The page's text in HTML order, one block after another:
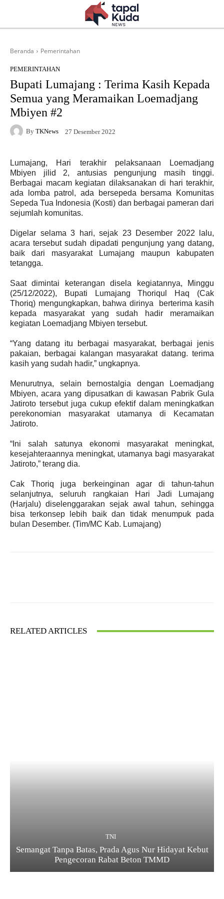
Beranda Pemerintahan
PEMERINTAHAN
Bupati Lumajang : Terima Kasih Kepada
Semua yang Meramaikan Loemadjang
Mbiyen #2
By TKNews 27 Desember 2022
Lumajang, Hari terakhir pelaksanaan Loemadjang
Mbiyen jilid 2, antusias pengunjung masih tinggi.
Berbagai macam kegiatan dilaksanakan di hari terakhir,
ada lomba patrol, ada bersepeda bersama Komunitas
Sepeda Tua Indonesia (Kosti) dan berbagai pameran dari
sejumlah komunitas.
Digelar selama 3 hari, sejak 23 Desember 2022 lalu,
acara tersebut sudah dipadati pengunjung yang datang,
baik dari masyarakat Lumajang maupun kabupaten
tetangga.
Saat dimintai keterangan disela kegiatannya, Minggu
(25/12/2022), Bupati Lumajang Thoriqul Haq (Cak
Thoriq) mengungkapkan, bahwa dirinya berterima kasih
kepada masyarakat yang sudah hadir meramaikan
kegiatan Loemadjang Mbiyen tersebut.
“Yang datang itu berbagai masyarakat, berbagai jenis
pakaian, berbagai kalangan masyarakat datang. terima
kasih yang sudah hadir,” ungkapnya.
Menurutnya, selain bernostalgia dengan Loemadjang
Mbiyen, acara yang dipusatkan di kawasan Pabrik Gula
Jatiroto tersebut juga cukup efektif dalam meningkatkan
perekonomian masyarakat utamanya di Kecamatan
Jatiroto.
“Ini salah satunya ekonomi masyarakat meningkat,
kesejahteraannya meningkat, utamanya bagi masyarakat
Jatiroto,” terang dia.
Cak Thoriq juga berkeinginan agar di tahun-tahun
selanjutnya, seluruh rangkaian Hari Jadi Lumajang
(Harjalu) diselenggarakan sejak awal tahun, sehingga
bisa terkonsep lebih baik dan tidak menumpuk pada
bulan Desember. (Tim/MC Kab. Lumajang)
RELATED ARTICLES
TNI
Semangat Tanpa Batas, Prada Agus Nur Hidayat Kebut
Pengecoran Rabat Beton TMMD